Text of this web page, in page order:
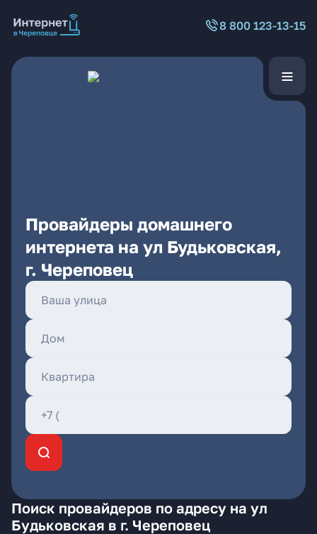
8 800 123-13-15
Провайдеры домашнего
интернета на ул Будьковская,
г. Череповец
Поиск провайдеров по адресу на ул
Будьковская в г. Череповец